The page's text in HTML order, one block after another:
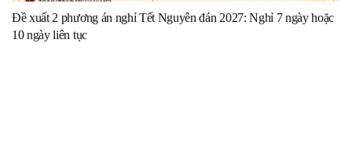
Đề xuất 2 phương án nghỉ Tết Nguyên đán 2027: Nghỉ 7 ngày hoặc
10 ngày liên tục